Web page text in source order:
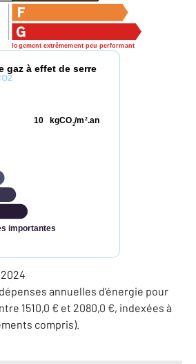
logement extrêmement peu performant
gaz à effet de serre
importantes
kgCO2/m 2.an
10
annuelles d'énergie pour
1510,0 € et 2080,0 €, indexées à
compris).